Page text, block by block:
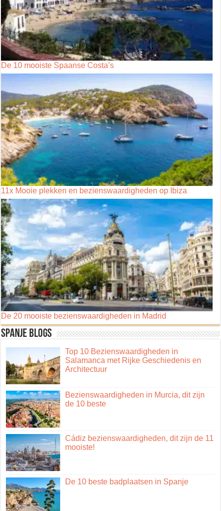
De 10 mooiste Spaanse Costa’s
11x Mooie plekken en bezienswaardigheden op Ibiza
De 20 mooiste bezienswaardigheden in Madrid
Spanje blogs
Top 10 Bezienswaardigheden in
Salamanca met Rijke Geschiedenis en
Architectuur
Bezienswaardigheden in Murcia, dit zijn
de 10 beste
Cádiz bezienswaardigheden, dit zijn de 11
mooiste!
De 10 beste badplaatsen in Spanje